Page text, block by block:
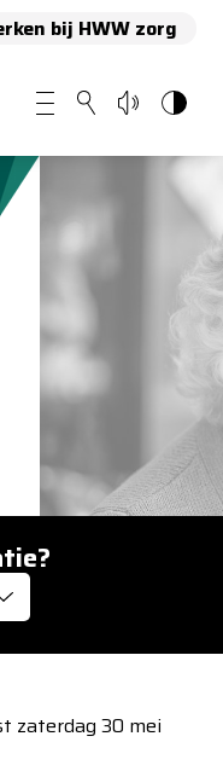
bij HWW zorg
zaterdag 30 mei